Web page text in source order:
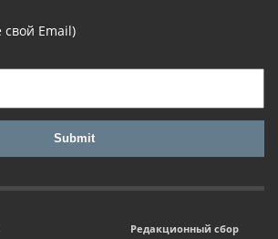
свой Email)
Редакционный сбор